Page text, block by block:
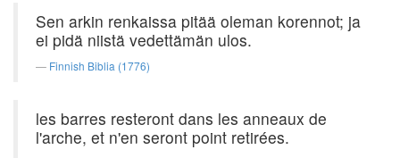
Sen arkin renkaissa pitää oleman korennot; ja
ei pidä niistä vedettämän ulos.
Finnish Biblia (1776)
les barres resteront dans les anneaux de
l'arche, et n'en seront point retirées.